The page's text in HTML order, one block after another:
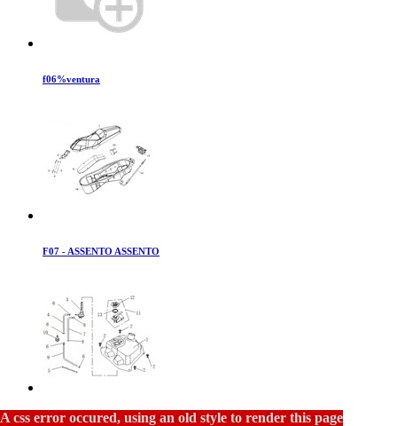
f06%ventura
F07 - ASSENTO ASSENTO
F07 - ASSY TANK ASSY